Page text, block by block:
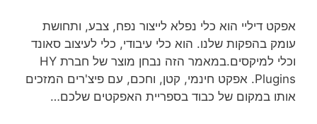
אפקט דיליי הוא כלי נפלא לייצור נפח, צבע, ותחושת
עומק בהפקות שלנו. הוא כלי עיבודי, כלי לעיצוב סאונד
וכלי למיקסים.במאמר הזה נבחן מוצר של חברת HY
Plugins. אפקט חינמי, קטן, וחכם, עם פיצ'רים המזכים
אותו במקום של כבוד בספריית האפקטים שלכם…